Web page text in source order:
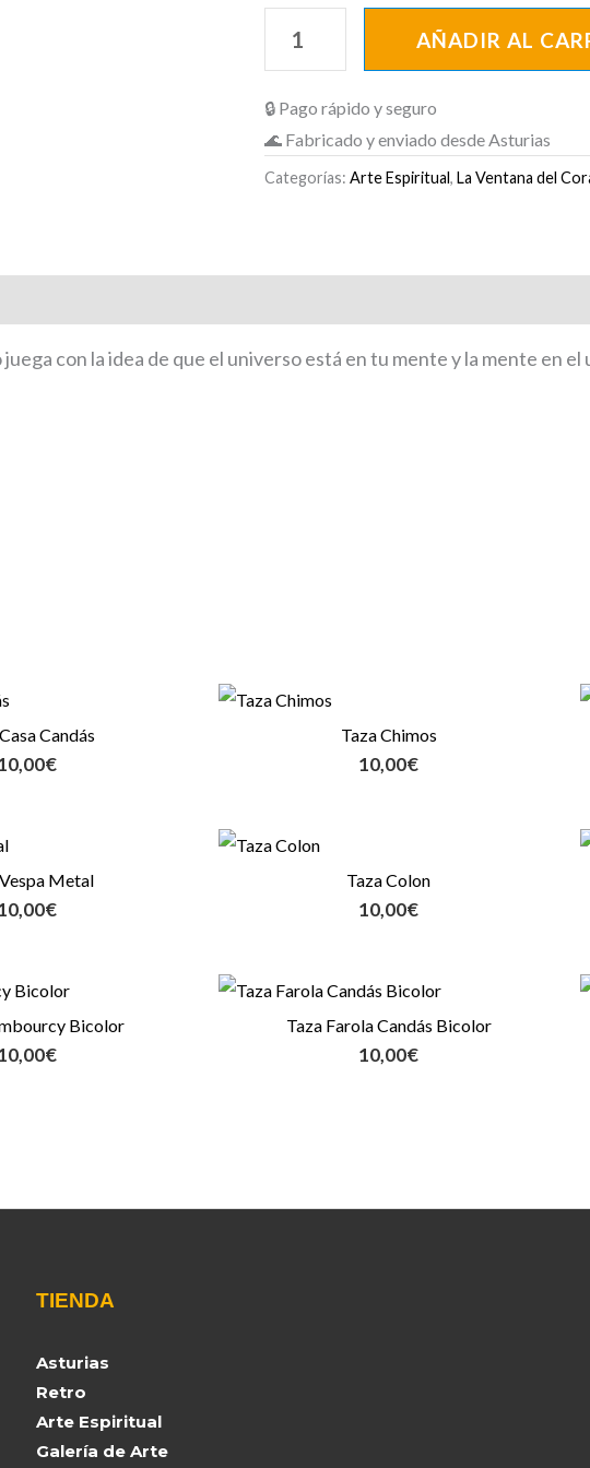
AÑADIR AL
🔒 Pago rápido y seguro
🌊 Fabricado y enviado desde Asturias
Categorías:Arte Espiritual,La Ventana del
con la idea de que el universo está en tu mente y la mente en
Candás
€
Taza Chimos
10,00€
Metal
€
Taza Colon
10,00€
Bicolor
€
Taza Farola Candás Bicolor
10,00€
TIENDA
Asturias
Retro
Arte Espiritual
Galería de Arte